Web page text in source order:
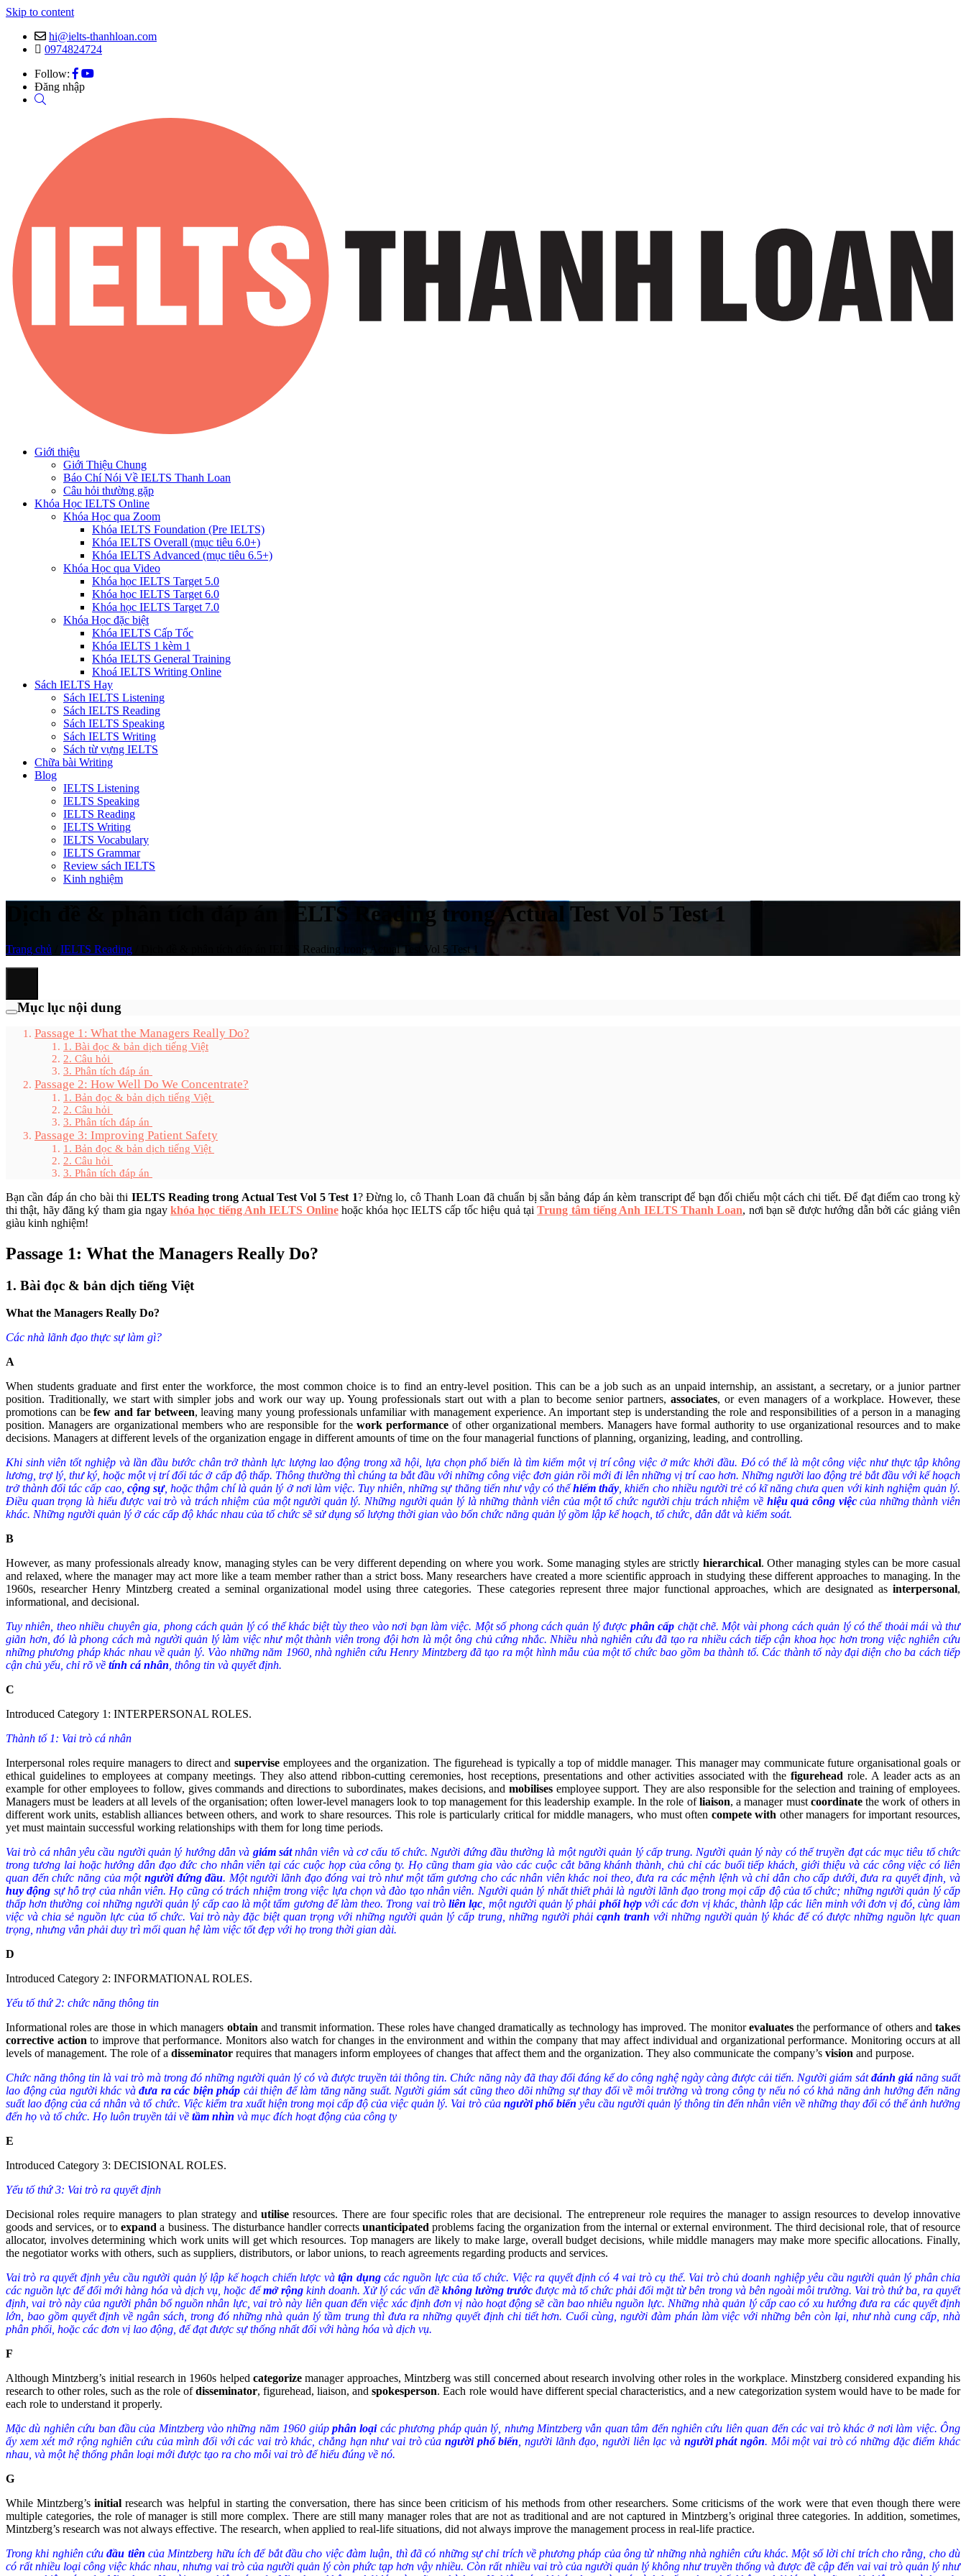
Skip to content
hi@ielts-thanhloan.com
0974824724
Follow:
Đăng nhập
Giới thiệu
Giới Thiệu Chung
Báo Chí Nói Về IELTS Thanh Loan
Câu hỏi thường gặp
Khóa Học IELTS Online
Khóa Học qua Zoom
Khóa IELTS Foundation (Pre IELTS)
Khóa IELTS Overall (mục tiêu 6.0+)
Khóa IELTS Advanced (mục tiêu 6.5+)
Khóa Học qua Video
Khóa học IELTS Target 5.0
Khóa học IELTS Target 6.0
Khóa học IELTS Target 7.0
Khóa Học đặc biệt
Khóa IELTS Cấp Tốc
Khóa IELTS 1 kèm 1
Khóa IELTS General Training
Khoá IELTS Writing Online
Sách IELTS Hay
Sách IELTS Listening
Sách IELTS Reading
Sách IELTS Speaking
Sách IELTS Writing
Sách từ vựng IELTS
Chữa bài Writing
Blog
IELTS Listening
IELTS Speaking
IELTS Reading
IELTS Writing
IELTS Vocabulary
IELTS Grammar
Review sách IELTS
Kinh nghiệm
Dịch đề & phân tích đáp án IELTS Reading trong Actual Test Vol 5 Test 1
Trang chủ IELTS Reading Dịch đề & phân tích đáp án IELTS Reading trong Actual Test Vol 5 Test 1
Mục lục nội dung
Passage 1: What the Managers Really Do?
1. Bài đọc & bản dịch tiếng Việt
2. Câu hỏi
3. Phân tích đáp án
Passage 2: How Well Do We Concentrate?
1. Bản đọc & bản dịch tiếng Việt
2. Câu hỏi
3. Phân tích đáp án
Passage 3: Improving Patient Safety
1. Bản đọc & bản dịch tiếng Việt
2. Câu hỏi
3. Phân tích đáp án
Bạn cần đáp án cho bài thi IELTS Reading trong Actual Test Vol 5 Test 1? Đừng lo, cô Thanh Loan đã chuẩn bị sẵn bảng đáp án kèm transcript để bạn đối chiếu một cách chi tiết. Để đạt điểm cao trong kỳ
thi thật, hãy đăng ký tham gia ngay khóa học tiếng Anh IELTS Onlinehoặc khóa học IELTS cấp tốc hiệu quả tạiTrung tâm tiếng Anh IELTS Thanh Loan, nơi bạn sẽ được hướng dẫn bởi các giảng viên
giàu kinh nghiệm!
Passage 1: What the Managers Really Do?
1. Bài đọc & bản dịch tiếng Việt
What the Managers Really Do?
Các nhà lãnh đạo thực sự làm gì?
A
When students graduate and first enter the workforce, the most common choice is to find an entry-level position. This can be a job such as an unpaid internship, an assistant, a secretary, or a junior partner
position. Traditionally, we start with simpler jobs and work our way up. Young professionals start out with a plan to become senior partners,associates, or even managers of a workplace. However, these
promotions can befew and far between, leaving many young professionals unfamiliar with management experience. An important step is understanding the role and responsibilities of a person in a managing
position. Managers are organizational members who are responsible for the work performance of other organizational members. Managers have formal authority to use organizational resources and to make
decisions. Managers at different levels of the organization engage in different amounts of time on the four managerial functions of planning, organizing, leading, and controlling.
Khi sinh viên tốt nghiệp và lần đầu bước chân trở thành lực lượng lao động trong xã hội, lựa chọn phổ biến là tìm kiếm một vị trí công việc ở mức khởi đầu. Đó có thể là một công việc như thực tập không
lương, trợ lý, thư ký, hoặc một vị trí đối tác ở cấp độ thấp. Thông thường thì chúng ta bắt đầu với những công việc đơn giản rồi mới đi lên những vị trí cao hơn. Những người lao động trẻ bắt đầu với kế hoạch
trở thành đối tác cấp cao, cộng sự, hoặc thậm chí là quản lý ở nơi làm việc. Tuy nhiên, những sự thăng tiến như vậy có thểhiếm thấy, khiến cho nhiều người trẻ có kĩ năng chưa quen với kinh nghiệm quản lý.
Điều quan trọng là hiểu được vai trò và trách nhiệm của một người quản lý. Những người quản lý là những thành viên của một tổ chức người chịu trách nhiệm về hiệu quả công việccủa những thành viên
khác. Những người quản lý ở các cấp độ khác nhau của tổ chức sẽ sử dụng số lượng thời gian vào bốn chức năng quản lý gồm lập kế hoạch, tổ chức, dẫn dắt và kiểm soát.
B
However, as many professionals already know, managing styles can be very different depending on where you work. Some managing styles are strictly hierarchical. Other managing styles can be more casual
and relaxed, where the manager may act more like a team member rather than a strict boss. Many researchers have created a more scientific approach in studying these different approaches to managing. In the
1960s, researcher Henry Mintzberg created a seminal organizational model using three categories. These categories represent three major functional approaches, which are designated as interpersonal,
informational, and decisional.
Tuy nhiên, theo nhiều chuyên gia, phong cách quản lý có thể khác biệt tùy theo vào nơi bạn làm việc. Một số phong cách quản lý được phân cấp chặt chẽ. Một vài phong cách quản lý có thể thoải mái và thư
giãn hơn, đó là phong cách mà người quản lý làm việc như một thành viên trong đội hơn là một ông chủ cứng nhắc. Nhiều nhà nghiên cứu đã tạo ra nhiều cách tiếp cận khoa học hơn trong việc nghiên cứu
những phương pháp khác nhau về quản lý. Vào những năm 1960, nhà nghiên cứu Henry Mintzberg đã tạo ra một hình mẫu của một tổ chức bao gồm ba thành tố. Các thành tố này đại diện cho ba cách tiếp
cận chủ yếu, chỉ rõ về tính cá nhân, thông tin và quyết định.
C
Introduced Category 1: INTERPERSONAL ROLES.
Thành tố 1: Vai trò cá nhân
Interpersonal roles require managers to direct and supervise employees and the organization. The figurehead is typically a top of middle manager. This manager may communicate future organisational goals or
ethical guidelines to employees at company meetings. They also attend ribbon-cutting ceremonies, host receptions, presentations and other activities associated with thefigurehead role. A leader acts as an
example for other employees to follow, gives commands and directions to subordinates, makes decisions, andmobilises employee support. They are also responsible for the selection and training of employees.
Managers must be leaders at all levels of the organisation; often lower-level managers look to top management for this leadership example. In the role ofliaison, a manager mustcoordinatethe work of others in
different work units, establish alliances between others, and work to share resources. This role is particularly critical for middle managers, who must often compete with other managers for important resources,
yet must maintain successful working relationships with them for long time periods.
Vai trò cá nhân yêu cầu người quản lý hướng dẫn và giám sátnhân viên và cơ cấu tổ chức. Người đứng đầu thường là một người quản lý cấp trung. Người quản lý này có thể truyền đạt các mục tiêu tổ chức
trong tương lai hoặc hướng dẫn đạo đức cho nhân viên tại các cuộc họp của công ty. Họ cũng tham gia vào các cuộc cắt băng khánh thành, chủ chỉ các buổi tiếp khách, giới thiệu và các công việc có liên
quan đến chức năng của một người đứng đầu. Một người lãnh đạo đóng vai trò như một tấm gương cho các nhân viên khác noi theo, đưa ra các mệnh lệnh và chỉ dẫn cho cấp dưới, đưa ra quyết định, và
huy động sự hỗ trợ của nhân viên. Họ cũng có trách nhiệm trong việc lựa chọn và đào tạo nhân viên. Người quản lý nhất thiết phải là người lãnh đạo trong mọi cấp độ của tổ chức; những người quản lý cấp
thấp hơn thường coi những người quản lý cấp cao là một tấm gương để làm theo. Trong vai tròliên lạc, một người quản lý phải phối hợpvới các đơn vị khác, thành lập các liên minh với đơn vị đó, cùng làm
việc và chia sẻ nguồn lực của tổ chức. Vai trò này đặc biệt quan trọng với những người quản lý cấp trung, những người phải cạnh tranh với những người quản lý khác để có được những nguồn lực quan
trọng, nhưng vẫn phải duy trì mối quan hệ làm việc tốt đẹp với họ trong thời gian dài.
D
Introduced Category 2: INFORMATIONAL ROLES.
Yếu tố thứ 2: chức năng thông tin
Informational roles are those in which managers obtain and transmit information. These roles have changed dramatically as technology has improved. The monitorevaluates the performance of others andtakes
corrective actionto improve that performance. Monitors also watch for changes in the environment and within the company that may affect individual and organizational performance. Monitoring occurs at all
levels of management. The role of a disseminator requires that managers inform employees of changes that affect them and the organization. They also communicate the company’s vision and purpose.
Chức năng thông tin là vai trò mà trong đó những người quản lý có và được truyền tải thông tin. Chức năng này đã thay đổi đáng kể do công nghệ ngày càng được cải tiến. Người giám sátđánh giá năng suất
lao động của người khác vàđưa ra các biện pháp cải thiện để làm tăng năng suất. Người giám sát cũng theo dõi những sự thay đổi về môi trường và trong công ty nếu nó có khả năng ảnh hưởng đến năng
suất lao động của cá nhân và tổ chức. Việc kiểm tra xuất hiện trong mọi cấp độ của việc quản lý. Vai trò của người phổ biến yêu cầu người quản lý thông tin đến nhân viên về những thay đổi có thể ảnh hưởng
đến họ và tổ chức. Họ luôn truyền tải về tầm nhìn và mục đích hoạt động của công ty
E
Introduced Category 3: DECISIONAL ROLES.
Yếu tố thứ 3: Vai trò ra quyết định
Decisional roles require managers to plan strategy andutiliseresources. There are four specific roles that are decisional. The entrepreneur role requires the manager to assign resources to develop innovative
goods and services, or toexpanda business. The disturbance handler corrects unanticipated problems facing the organization from the internal or external environment. The third decisional role, that of resource
allocator, involves determining which work units will get which resources. Top managers are likely to make large, overall budget decisions, while middle managers may make more specific allocations. Finally,
the negotiator works with others, such as suppliers, distributors, or labor unions, to reach agreements regarding products and services.
Vai trò ra quyết định yêu cầu người quản lý lập kế hoạch chiến lược vàtận dụngcác nguồn lực của tổ chức. Việc ra quyết định có 4 vai trò cụ thể. Vai trò chủ doanh nghiệp yêu cầu người quản lý phân chia
các nguồn lực để đổi mới hàng hóa và dịch vụ, hoặc đểmở rộngkinh doanh. Xử lý các vấn đề không lường trướcđược mà tổ chức phải đối mặt từ bên trong và bên ngoài môi trường. Vai trò thứ ba, ra quyết
định, vai trò này của người phân bổ nguồn nhân lực, vai trò này liên quan đến việc xác định đơn vị nào hoạt động sẽ cần bao nhiêu nguồn lực. Những nhà quản lý cấp cao có xu hướng đưa ra các quyết định
lớn, bao gồm quyết định về ngân sách, trong đó những nhà quản lý tầm trung thì đưa ra những quyết định chi tiết hơn. Cuối cùng, người đàm phán làm việc với những bên còn lại, như nhà cung cấp, nhà
phân phối, hoặc các đơn vị lao động, để đạt được sự thống nhất đối với hàng hóa và dịch vụ.
F
Although Mintzberg’s initial research in 1960s helped categorizemanager approaches, Mintzberg was still concerned about research involving other roles in the workplace. Minstzberg considered expanding his
research to other roles, such as the role ofdisseminator, figurehead, liaison, andspokesperson. Each role would have different special characteristics, and a new categorization system would have to be made for
each role to understand it properly.
Mặc dù nghiên cứu ban đầu của Mintzberg vào những năm 1960 giúp phân loạicác phương pháp quản lý, nhưng Mintzberg vẫn quan tâm đến nghiên cứu liên quan đến các vai trò khác ở nơi làm việc. Ông
ấy xem xét mở rộng nghiên cứu của mình đối với các vai trò khác, chẳng hạn như vai trò của người phổ biến, người lãnh đạo, người liên lạc và người phát ngôn. Mỗi một vai trò có những đặc điểm khác
nhau, và một hệ thống phân loại mới được tạo ra cho mỗi vai trò để hiểu đúng về nó.
G
While Mintzberg’sinitialresearch was helpful in starting the conversation, there has since been criticism of his methods from other researchers. Some criticisms of the work were that even though there were
multiple categories, the role of manager is still more complex. There are still many manager roles that are not as traditional and are not captured in Mintzberg’s original three categories. In addition, sometimes,
Mintzberg’s research was not always effective. The research, when applied to real-life situations, did not always improve the management process in real-life practice.
Trong khi nghiên cứuđầu tiên của Mintzberg hữu ích để bắt đầu cho việc đàm luận, thì đã có những sự chỉ trích về phương pháp của ông từ những nhà nghiên cứu khác. Một số lời chỉ trích cho rằng, cho dù
có rất nhiều loại công việc khác nhau, nhưng vai trò của người quản lý còn phức tạp hơn vậy nhiều. Còn rất nhiều vai trò của người quản lý không như truyền thống và được đề cập đến vai vai trò quản lý như